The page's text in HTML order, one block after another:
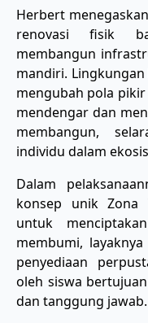
​Herbert
renovasi fisik
membangun
mandiri.
mengubah pola
mendengar dan
membangun,
individu dalam
​Dalam
konsep unik Zona
untuk
membumi,
penyediaan
oleh siswa
dan tanggung jawab.